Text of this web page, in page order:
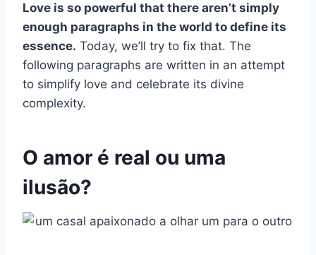
Love is so powerful that there aren’t simply
enough paragraphs in the world to define its
essence. Today, we’ll try to fix that. The
following paragraphs are written in an attempt
to simplify love and celebrate its divine
complexity.
O amor é real ou uma
ilusão?